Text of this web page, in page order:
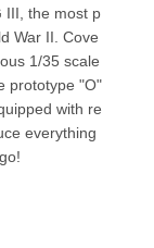
III, the most p
War II. Cove
1/35 scale
prototype "O"
with re
everything